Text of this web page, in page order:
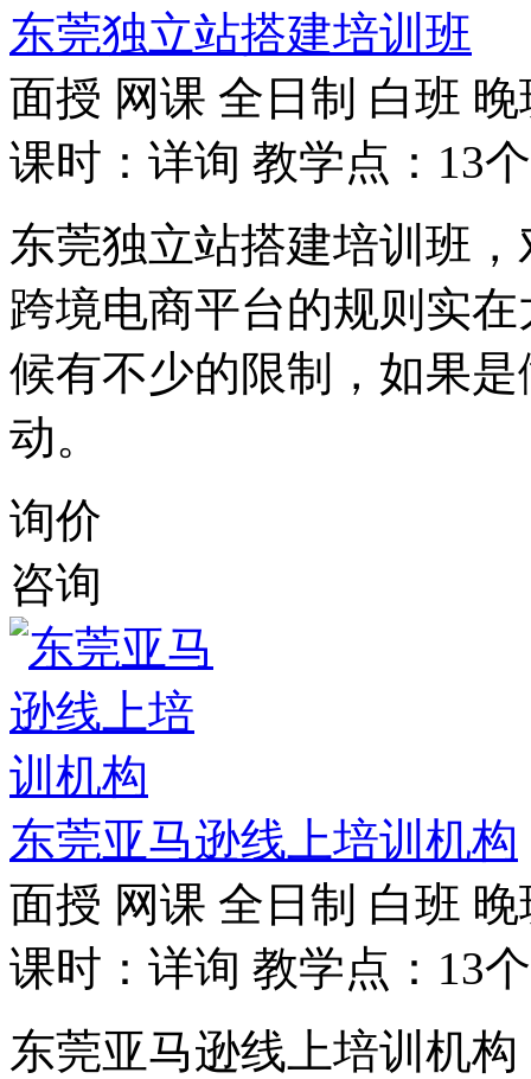
东莞独立站搭建培训班
面授 网课 全日制 白班 晚
课时：详询 教学点：13个
东莞独立站搭建培训班
跨境电商平台的规则实
候有不少的限制，如果
动。
询价
咨询
东莞亚马逊线上培训机构
面授 网课 全日制 白班 晚
课时：详询 教学点：13个
东莞亚马逊线上培训机